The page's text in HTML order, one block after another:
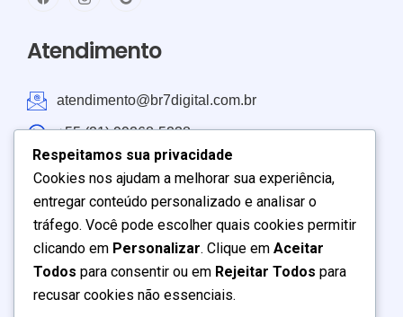
Atendimento
atendimento@br7digital.com.br
+55 (21) 99268-5238
Atendimento: Brasil e América do Sul
Seg – Sex: 9:00– 19:00
Sábado: 9:00–17:00
Domingo: Fechado
Respeitamos sua privacidade
Cookies nos ajudam a melhorar sua experiência,
entregar conteúdo personalizado e analisar o
tráfego. Você pode escolher quais cookies permitir
clicando em Personalizar. Clique em Aceitar
Todos para consentir ou em Rejeitar Todos para
recusar cookies não essenciais.